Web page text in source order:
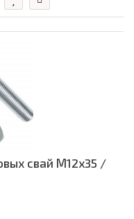
свай М12х35 /